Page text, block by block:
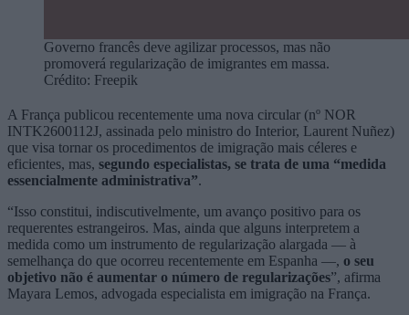
Governo francês deve agilizar processos, mas não
promoverá regularização de imigrantes em massa.
Crédito: Freepik
A França publicou recentemente uma nova circular (nº NOR
INTK2600112J, assinada pelo ministro do Interior, Laurent Nuñez)
que visa tornar os procedimentos de imigração mais céleres e
eficientes, mas, segundo especialistas, se trata de uma “medida
essencialmente administrativa”.
“Isso constitui, indiscutivelmente, um avanço positivo para os
requerentes estrangeiros. Mas, ainda que alguns interpretem a
medida como um instrumento de regularização alargada — à
semelhança do que ocorreu recentemente em Espanha —, o seu
objetivo não é aumentar o número de regularizações”, afirma
Mayara Lemos, advogada especialista em imigração na França.